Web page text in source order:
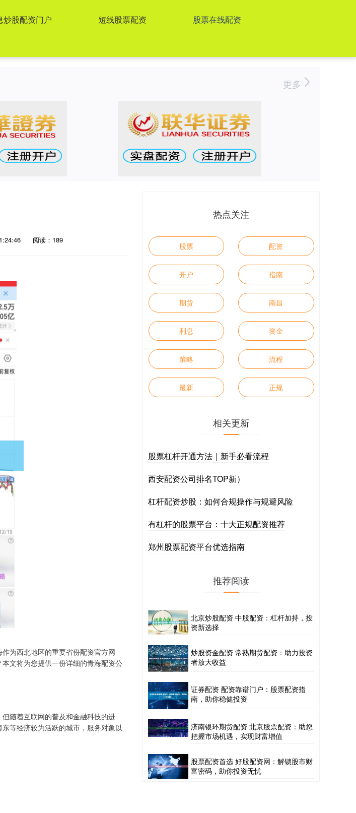
炒股配资门户 短线股票配资 股票在线配资
更多
阅读：189
为西北地区的重要省份配资官方网
文将为您提供一份详细的青海配资公
随着互联网的普及和金融科技的进
等经济较为活跃的城市，服务对象以
热点关注
股票 配资
开户 指南
期货 南昌
利息 资金
策略 流程
最新 正规
相关更新
股票杠杆开通方法｜新手必看流程
西安配资公司排名TOP新）
杠杆配资炒股：如何合规操作与规避风险
有杠杆的股票平台：十大正规配资推荐
郑州股票配资平台优选指南
推荐阅读
北京炒股配资 中股配资：杠杆加持，投
资新选择
炒股资金配资 常熟期货配资：助力投资
者放大收益
证券配资 配资靠谱门户：股票配资指
南，助你稳健投资
济南银环期货配资 北京股票配资：助您
把握市场机遇，实现财富增值
股票配资首选 好股配资网：解锁股市财
富密码，助你投资无忧